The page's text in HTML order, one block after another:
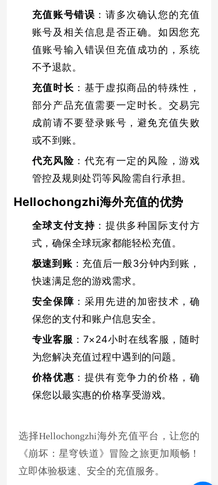
充值账号错误 ：请多次确认您的充值
账号及相关信息是否正确。如因您充
值账号输入错误但充值成功的，系统
不予退款。
充值时长 ：基于虚拟商品的特殊性，
部分产品充值需要一定时长。交易完
成前请不要登录账号，避免充值失败
或不到账。
代充风险 ：代充有一定的风险，游戏
管控及规则处罚等风险需自行承担。
Hellochongzhi海外充值的优势
全球支付支持 ：提供多种国际支付方
式，确保全球玩家都能轻松充值。
极速到账 ：充值后一般3分钟内到账，
快速满足您的游戏需求。
安全保障 ：采用先进的加密技术，确
保您的支付和账户信息安全。
专业客服 ：7×24小时在线客服，随时
为您解决充值过程中遇到的问题。
价格优惠 ：提供有竞争力的价格，确
保您以最实惠的价格享受游戏。
选择Hellochongzhi海外充值平台，让您的
《崩坏：星穹铁道》冒险之旅更加顺畅！
立即体验极速、安全的充值服务。